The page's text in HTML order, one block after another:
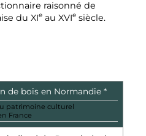
raisonné de
du XIeau XVIesiècle.
de bois en Normandie *
patrimoine culturel
France